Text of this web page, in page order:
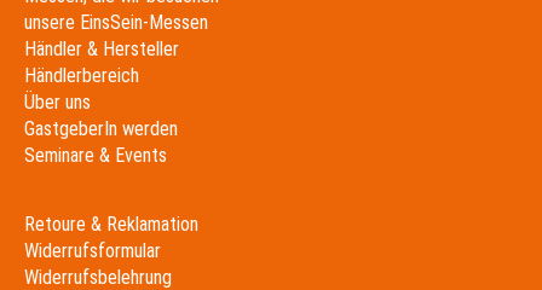
unsere EinsSein-Messen
Händler & Hersteller
Händlerbereich
Über uns
GastgeberIn werden
Seminare & Events
Retoure & Reklamation
Widerrufsformular
Widerrufsbelehrung